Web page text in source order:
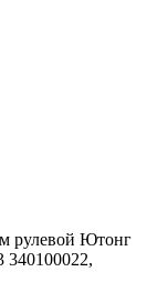
рулевой Ютонг
340100022,